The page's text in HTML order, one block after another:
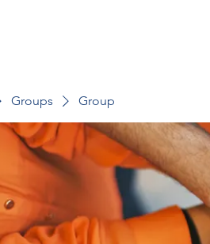
Groups Group